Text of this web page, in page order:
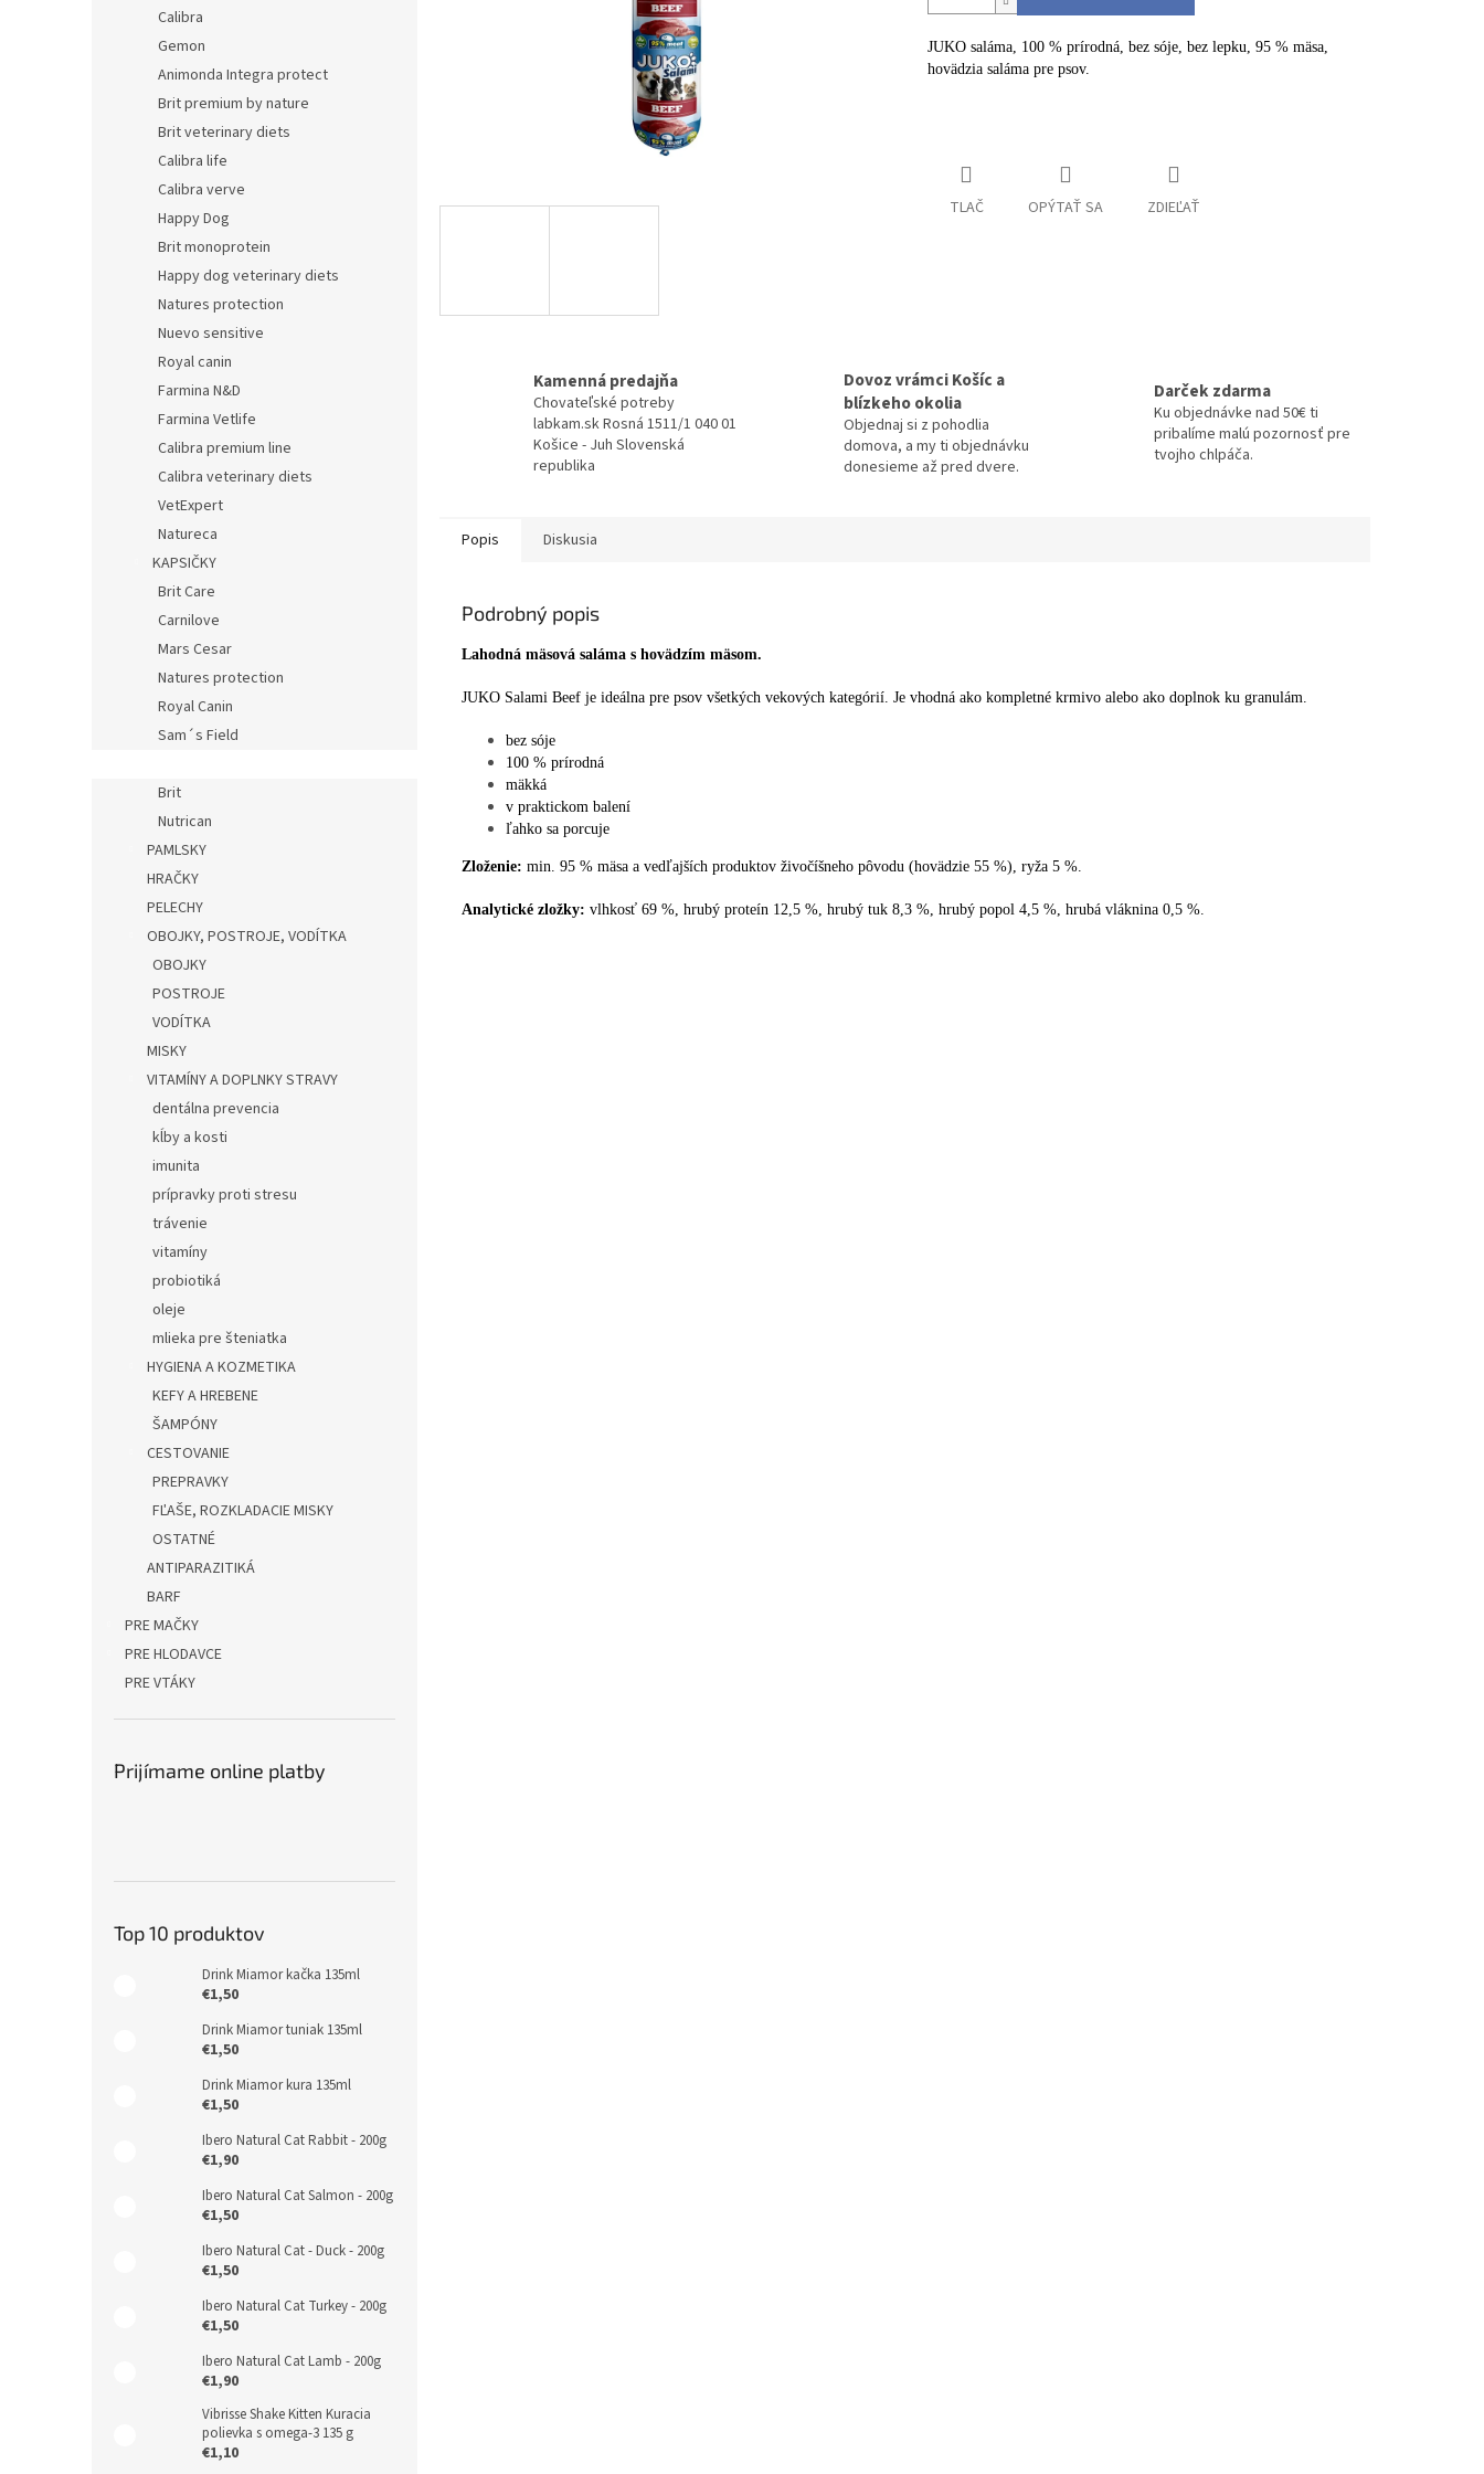
Calibra
Gemon
Animonda Integra protect
Brit premium by nature
Brit veterinary diets
Calibra life
Calibra verve
Happy Dog
Brit monoprotein
Happy dog veterinary diets
Natures protection
Nuevo sensitive
Royal canin
Farmina N&D
Farmina Vetlife
Calibra premium line
Calibra veterinary diets
VetExpert
Natureca
KAPSIČKY
Brit Care
Carnilove
Mars Cesar
Natures protection
Royal Canin
Sam´s Field
Brit
Nutrican
PAMLSKY
HRAČKY
PELECHY
OBOJKY, POSTROJE, VODÍTKA
OBOJKY
POSTROJE
VODÍTKA
MISKY
VITAMÍNY A DOPLNKY STRAVY
dentálna prevencia
kĺby a kosti
imunita
prípravky proti stresu
trávenie
vitamíny
probiotiká
oleje
mlieka pre šteniatka
HYGIENA A KOZMETIKA
KEFY A HREBENE
ŠAMPÓNY
CESTOVANIE
PREPRAVKY
FĽAŠE, ROZKLADACIE MISKY
OSTATNÉ
ANTIPARAZITIKÁ
BARF
PRE MAČKY
PRE HLODAVCE
PRE VTÁKY
Prijímame online platby
Top 10 produktov
Drink Miamor kačka 135ml
€1,50
Drink Miamor tuniak 135ml
€1,50
Drink Miamor kura 135ml
€1,50
Ibero Natural Cat Rabbit - 200g
€1,90
Ibero Natural Cat Salmon - 200g
€1,50
Ibero Natural Cat - Duck - 200g
€1,50
Ibero Natural Cat Turkey - 200g
€1,50
Ibero Natural Cat Lamb - 200g
€1,90
Vibrisse Shake Kitten Kuracia
polievka s omega-3 135 g
€1,10
JUKO saláma, 100 % prírodná, bez sóje, bez lepku, 95 % mäsa,
hovädzia saláma pre psov.
TLAČ OPÝTAŤ SA ZDIEĽAŤ
Kamenná predajňa
Chovateľské potreby
labkam.sk Rosná 1511/1 040 01
Košice - Juh Slovenská
republika
Dovoz vrámci Košíc a
blízkeho okolia
Objednaj si z pohodlia
domova, a my ti objednávku
donesieme až pred dvere.
Darček zdarma
Ku objednávke nad 50€ ti
pribalíme malú pozornosť pre
tvojho chlpáča.
Popis Diskusia
Podrobný popis
Lahodná mäsová saláma s hovädzím mäsom.
JUKO Salami Beef je ideálna pre psov všetkých vekových kategórií. Je vhodná ako kompletné krmivo alebo ako doplnok ku granulám.
bez sóje
100 % prírodná
mäkká
v praktickom balení
ľahko sa porcuje
Zloženie: min. 95 % mäsa a vedľajších produktov živočíšneho pôvodu (hovädzie 55 %), ryža 5 %.
Analytické zložky: vlhkosť 69 %, hrubý proteín 12,5 %, hrubý tuk 8,3 %, hrubý popol 4,5 %, hrubá vláknina 0,5 %.